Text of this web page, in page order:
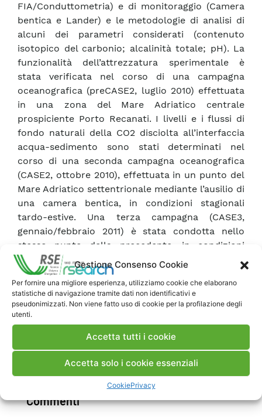
Gestione Consenso Cookie
Per fornire una migliore esperienza, utilizziamo cookie che elaborano
statistiche di navigazione tramite dati non identificativi e
pseudonimizzati. Non viene fatto uso di cookie per la profilazione degli
utenti.
Accetta tutti i cookie
Accetta solo i cookie essenziali
CookiePrivacy
FIA/Conduttometria) e di monitoraggio (Camera
bentica e Lander) e le metodologie di analisi di
alcuni dei parametri considerati (contenuto
isotopico del carbonio; alcalinità totale; pH). La
funzionalità dell’attrezzatura sperimentale è
stata verificata nel corso di una campagna
oceanografica (preCASE2, luglio 2010) effettuata
in una zona del Mare Adriatico centrale
prospiciente Porto Recanati. I livelli e i flussi di
fondo naturali della CO2 disciolta all’interfaccia
acqua-sedimento sono stati determinati nel
corso di una seconda campagna oceanografica
(CASE2, ottobre 2010), effettuata in un punto del
Mare Adriatico settentrionale mediante l’ausilio di
una camera bentica, in condizioni stagionali
tardo-estive. Una terza campagna (CASE3,
gennaio/febbraio 2011) è stata condotta nello
stesso punto della precedente, in condizioni
invernali, al fine di valutare eventuali effetti
stagionali sui livelli e sui flussi di fondo naturale
della CO2 disciolta. Nel Rapporto sono riportati i
risultati preliminari delle analisi eseguite sui
campioni prelevati nel corso della campagna
Scarica Rapporto
Commenti